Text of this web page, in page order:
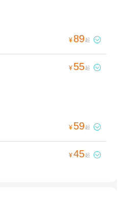
¥ 89起 
¥ 55起 
¥ 59起 
¥45起 